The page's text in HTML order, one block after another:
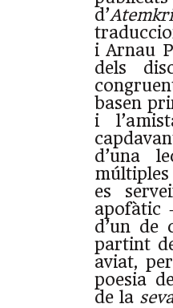
d’
i Arnau
dels
basen
i
d’una
es
apofàtic
d’un de
partint
aviat,
poesia
de la